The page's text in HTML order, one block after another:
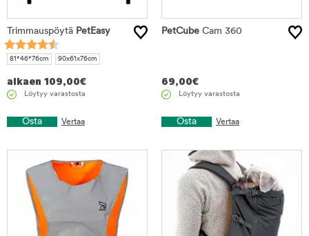
Trimmauspöytä PetEasy
81*46*76cm 90x61x76cm
alkaen 109,00€
Löytyy varastosta
Osta Vertaa
PetCube Cam 360
69,00€
Löytyy varastosta
Osta Vertaa